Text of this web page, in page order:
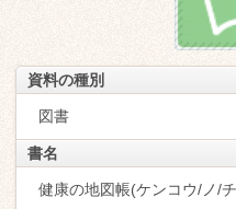
資料の種別
図書
書名
健康の地図帳(ケンコウ/ノ/